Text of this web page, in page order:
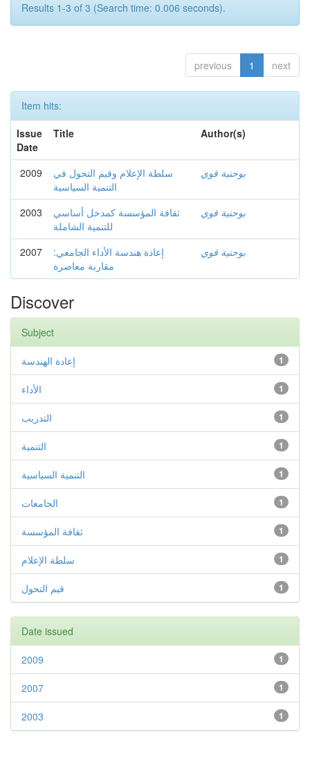
Results 1-3 of 3 (Search time: 0.006 seconds).
previous 1 next
Item hits:
Issue
Date
Title Author(s)
2009
سلطة الإعلام وقيم التحول في
التنمية السياسية
بوحنية قوي
2003
ثقافة المؤسسة كمدخل أساسي
للتنمية الشاملة
بوحنية قوي
2007
إعادة هندسة الأداء الجامعي:
مقاربة معاصرة
بوحنية قوي
Discover
Subject
1 إعادة الهندسة
1 الأداء
1 التدريب
1 التنمية
1 التنمية السياسية
1 الجامعات
1 ثقافة المؤسسة
1 سلطة الإعلام
1 قيم التحول
Date issued
1
2009
1
2007
1
2003